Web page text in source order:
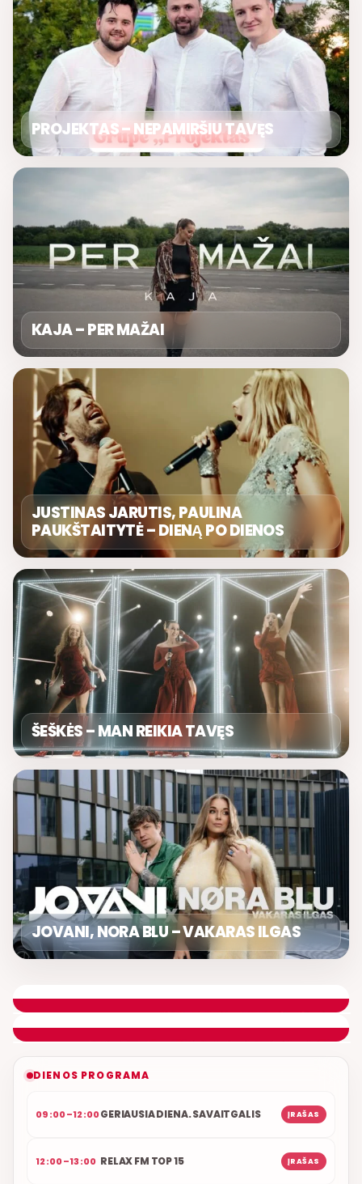
PROJEKTAS – NEPAMIRŠIU TAVĘS
KAJA – PER MAŽAI
JUSTINAS JARUTIS, PAULINA
PAUKŠTAITYTĖ – DIENĄ PO DIENOS
ŠEŠKĖS – MAN REIKIA TAVĘS
JOVANI, NORA BLU – VAKARAS ILGAS
DIENOS PROGRAMA
09:00–12:00GERIAUSIA DIENA. SAVAITGALIS ĮRAŠAS
12:00–13:00 RELAX FM TOP 15 ĮRAŠAS